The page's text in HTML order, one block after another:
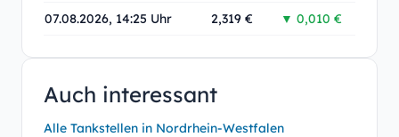
07.08.2026, 14:25 Uhr 2,319 € ▼ 0,010 €
Auch interessant
Alle Tankstellen in Nordrhein-Westfalen